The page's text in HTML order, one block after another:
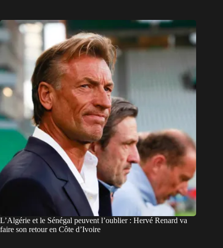
L’Algérie et le Sénégal peuvent l’oublier : Hervé Renard va
faire son retour en Côte d’Ivoire